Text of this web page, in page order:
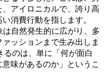
アイロニカルで、 誇り高
い消費行動を指します。
は自然発生的に広がり、 多
ァッションまで生み出しま
のは、 単に 「何が面白
意味があるのか」というこ